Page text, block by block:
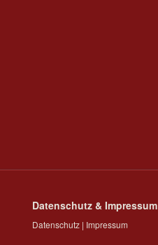
Datenschutz & Impressum
Datenschutz | Impressum